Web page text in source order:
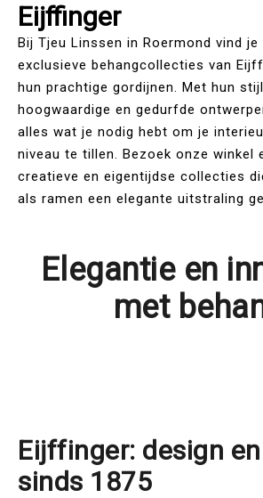
Eijffinger
Bij Tjeu Linssen in Roermond vind je
exclusieve behangcollecties van
hun prachtige gordijnen. Met hun
hoogwaardige en gedurfde
alles wat je nodig hebt om je
niveau te tillen. Bezoek onze winkel
creatieve en eigentijdse collecties
als ramen een elegante uitstraling
Elegantie en
met
Eijffinger: design
sinds 1875